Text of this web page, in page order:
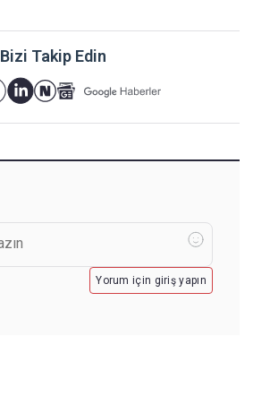
Bizi Takip Edin
Yorum için giriş yapın